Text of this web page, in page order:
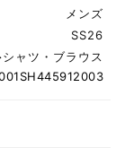
メンズ
SS26
シャツ・ブラウス